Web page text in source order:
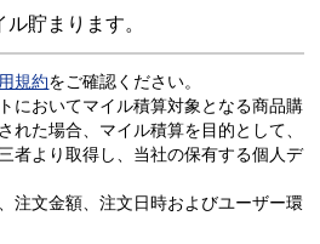
貯まります。
規約をご確認ください。
においてマイル積算対象となる商品購
れた場合、マイル積算を目的として、
者より取得し、当社の保有する個人デ
注文金額、注文日時およびユーザー環